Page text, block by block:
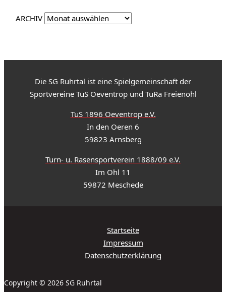
ARCHIV
Die SG Ruhrtal ist eine Spielgemeinschaft der
Sportvereine TuS Oeventrop und TuRa Freienohl
TuS 1896 Oeventrop e.V.
In den Oeren 6
59823 Arnsberg
Turn- u. Rasensportverein 1888/09 e.V.
Im Ohl 11
59872 Meschede
Startseite
Impressum
Datenschutzerklärung
Copyright © 2026 SG Ruhrtal